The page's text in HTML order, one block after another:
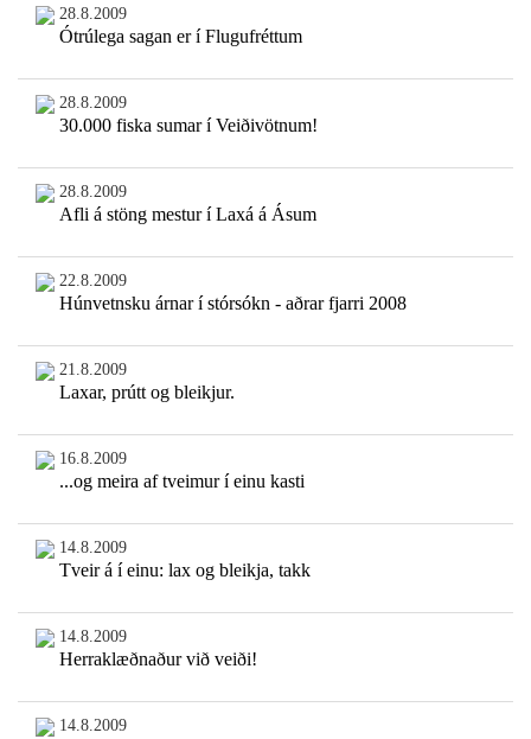
28.8.2009
Ótrúlega sagan er í Flugufréttum
28.8.2009
30.000 fiska sumar í Veiðivötnum!
28.8.2009
Afli á stöng mestur í Laxá á Ásum
22.8.2009
Húnvetnsku árnar í stórsókn - aðrar fjarri 2008
21.8.2009
Laxar, prútt og bleikjur.
16.8.2009
...og meira af tveimur í einu kasti
14.8.2009
Tveir á í einu: lax og bleikja, takk
14.8.2009
Herraklæðnaður við veiði!
14.8.2009